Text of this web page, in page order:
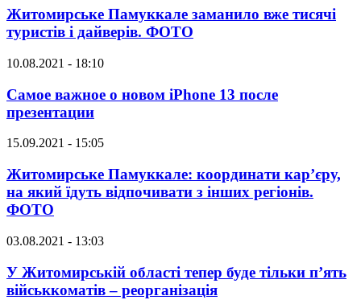
Житомирське Памуккале заманило вже тисячі
туристів і дайверів. ФОТО
10.08.2021 - 18:10
Самое важное о новом iPhone 13 после
презентации
15.09.2021 - 15:05
Житомирське Памуккале: координати кар’єру,
на який їдуть відпочивати з інших регіонів.
ФОТО
03.08.2021 - 13:03
У Житомирській області тепер буде тільки п’ять
військкоматів – реорганізація